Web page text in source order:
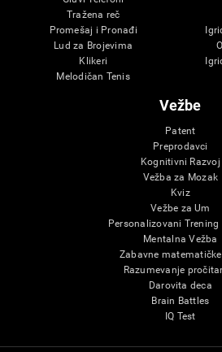
Tražena reč
Promešaj i Pronađi
Lud za Brojevima
Klikeri
Melodičan Tenis
Vežbe
Patent
Preprodavci
Kognitivni Razvoj
Vežba za Mozak
Kviz
Vežbe za Um
Personalizovani Trening
Mentalna Vežba
Zabavne
Razumevanje
Darovita deca
Brain Battles
IQ Test